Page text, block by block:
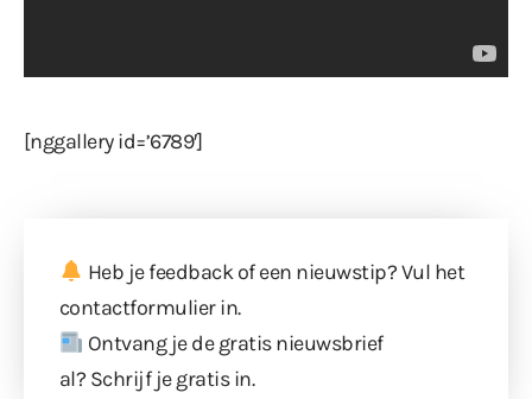
[nggallery id=’6789′]
Heb je feedback of een nieuwstip? Vul het
contactformulierin.
Ontvang je de gratis nieuwsbrief
al? Schrijf je gratis in.